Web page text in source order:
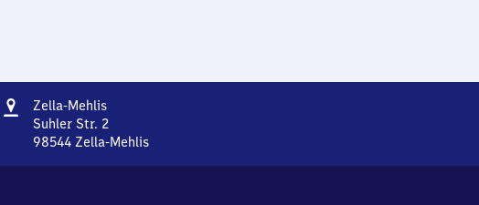
Adresse
Zella-MehlisZella-
Mehlis
Suhler Str. 2
98544 Zella-Mehlis